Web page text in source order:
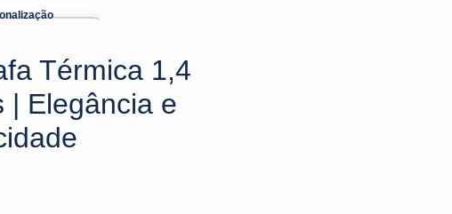
Térmica 1,4
| Elegância e